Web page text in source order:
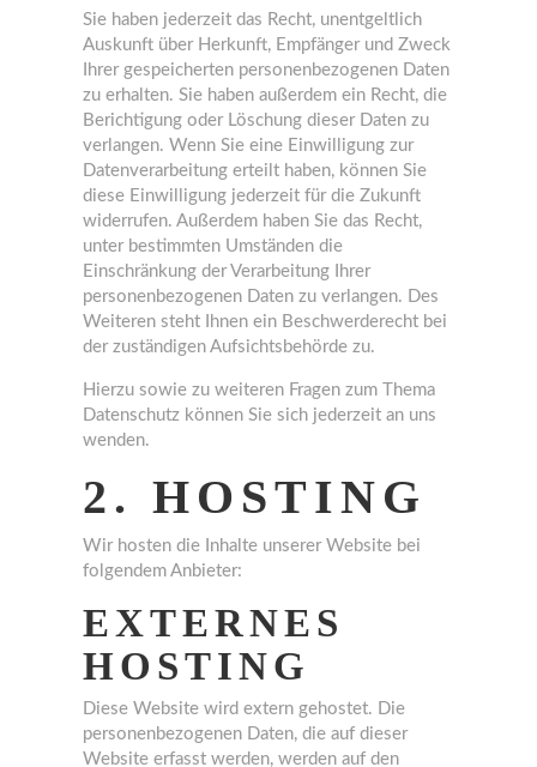
Sie haben jederzeit das Recht, unentgeltlich
Auskunft über Herkunft, Empfänger und Zweck
Ihrer gespeicherten personenbezogenen Daten
zu erhalten. Sie haben außerdem ein Recht, die
Berichtigung oder Löschung dieser Daten zu
verlangen. Wenn Sie eine Einwilligung zur
Datenverarbeitung erteilt haben, können Sie
diese Einwilligung jederzeit für die Zukunft
widerrufen. Außerdem haben Sie das Recht,
unter bestimmten Umständen die
Einschränkung der Verarbeitung Ihrer
personenbezogenen Daten zu verlangen. Des
Weiteren steht Ihnen ein Beschwerderecht bei
der zuständigen Aufsichtsbehörde zu.
Hierzu sowie zu weiteren Fragen zum Thema
Datenschutz können Sie sich jederzeit an uns
wenden.
2. HOSTING
Wir hosten die Inhalte unserer Website bei
folgendem Anbieter:
EXTERNES
HOSTING
Diese Website wird extern gehostet. Die
personenbezogenen Daten, die auf dieser
Website erfasst werden, werden auf den